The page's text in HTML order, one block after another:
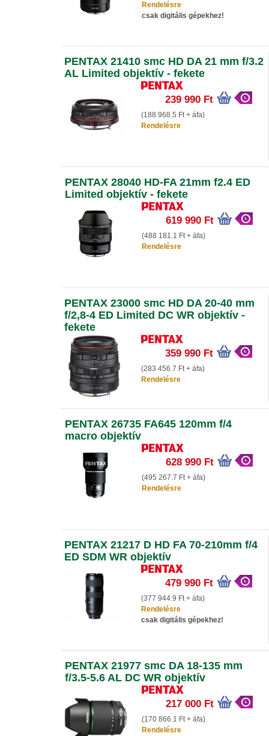
Rendelésre
csak digitális gépekhez!
PENTAX 21410 smc HD DA 21 mm f/3.2
AL Limited objektív - fekete
239 990 Ft
(188 968.5 Ft + áfa)
Rendelésre
PENTAX 28040 HD-FA 21mm f2.4 ED
Limited objektív - fekete
619 990 Ft
(488 181.1 Ft + áfa)
Rendelésre
PENTAX 23000 smc HD DA 20-40 mm
f/2,8-4 ED Limited DC WR objektív -
fekete
359 990 Ft
(283 456.7 Ft + áfa)
Rendelésre
PENTAX 26735 FA645 120mm f/4
macro objektív
628 990 Ft
(495 267.7 Ft + áfa)
Rendelésre
PENTAX 21217 D HD FA 70-210mm f/4
ED SDM WR objektív
479 990 Ft
(377 944.9 Ft + áfa)
Rendelésre
csak digitális gépekhez!
PENTAX 21977 smc DA 18-135 mm
f/3.5-5.6 AL DC WR objektív
217 000 Ft
(170 866.1 Ft + áfa)
Rendelésre